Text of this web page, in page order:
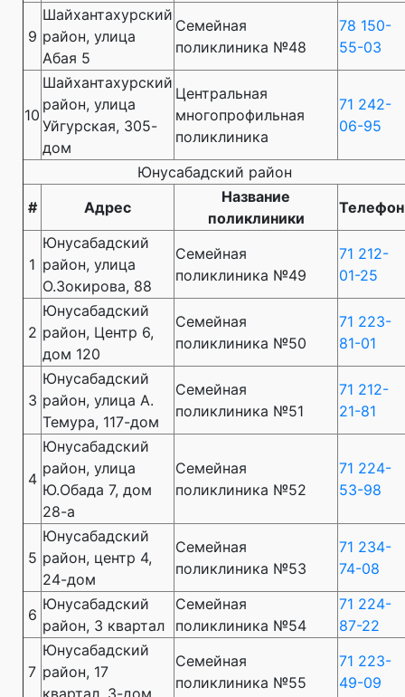
9
Шайхантахурский
район, улица
Абая 5
Семейная
поликлиника №48
78 150-
55-03
10
Шайхантахурский
район, улица
Уйгурская, 305-
дом
Центральная
многопрофильная
поликлиника
71 242-
06-95
Юнусабадский район
#
Адрес
Название
поликлиники
Телефон
1
Юнусабадский
район, улица
О.Зокирова, 88
Семейная
поликлиника №49
71 212-
01-25
2
Юнусабадский
район, Центр 6,
дом 120
Семейная
поликлиника №50
71 223-
81-01
3
Юнусабадский
район, улица А.
Темура, 117-дом
Семейная
поликлиника №51
71 212-
21-81
4
Юнусабадский
район, улица
Ю.Обада 7, дом
28-а
Семейная
поликлиника №52
71 224-
53-98
5
Юнусабадский
район, центр 4,
24-дом
Семейная
поликлиника №53
71 234-
74-08
6
Юнусабадский
район, 3 квартал
Семейная
поликлиника №54
71 224-
87-22
7
Юнусабадский
район, 17
квартал, 3-дом
Семейная
поликлиника №55
71 223-
49-09